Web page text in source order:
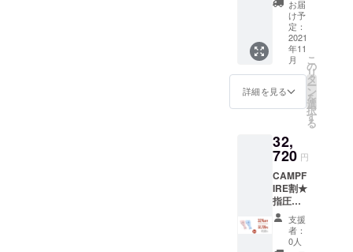
す。 ※
送料込
の価格
となり
ます。
※商品の
仕様、
ては一
部変更
になる
可能性
もござ
いま
す。ご
了承く
ださ
【1セッ
トの内
容】 ・
指圧代
用枕 x1
・収納
袋 x1 ・
日本語
取扱説
※お届け
時期
は、生
産、配
送状況
により
遅れる
可能性
もござ
お届
け予
定：
2021
年11
月
詳細を見る
こ
の
リ
タ
ー
ン
を
選
択
す
る
32,
720 円
CAMPF
IRE割★
指圧代
用枕
「LOBS
TER」4
支援
者：
0人